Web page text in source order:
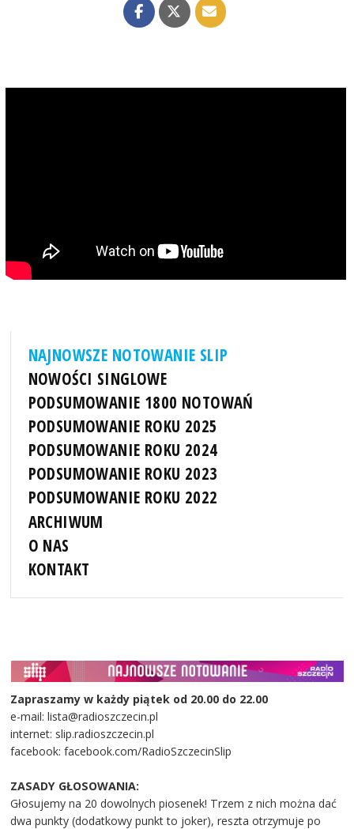
NAJNOWSZE NOTOWANIE SLIP
NOWOŚCI SINGLOWE
PODSUMOWANIE 1800 NOTOWAŃ
PODSUMOWANIE ROKU 2025
PODSUMOWANIE ROKU 2024
PODSUMOWANIE ROKU 2023
PODSUMOWANIE ROKU 2022
ARCHIWUM
O NAS
KONTAKT
Zapraszamy w każdy piątek od 20.00 do 22.00
e-mail: lista@radioszczecin.pl
internet: slip.radioszczecin.pl
facebook: facebook.com/RadioSzczecinSlip
ZASADY GŁOSOWANIA:
Głosujemy na 20 dowolnych piosenek! Trzem z nich można dać
dwa punkty (dodatkowy punkt to joker), reszta otrzymuje po